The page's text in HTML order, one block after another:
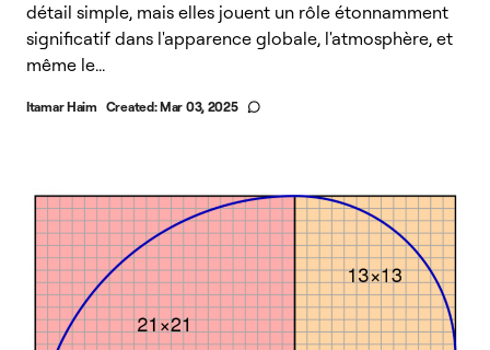
détail simple, mais elles jouent un rôle étonnamment
significatif dans l'apparence globale, l'atmosphère, et
même le...
Itamar Haim Created:Mar 03, 2025